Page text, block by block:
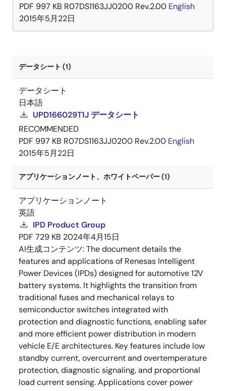
PDF 997 KB R07DS1163JJ0200 Rev.2.00 English
2015年5月22日
データシート (1)
データシート
日本語
UPD166029T1J データシート
RECOMMENDED
PDF 997 KB R07DS1163JJ0200 Rev.2.00 English
2015年5月22日
アプリケーションノート、ホワイトペーパー (1)
アプリケーションノート
英語
IPD Product Group
PDF 729 KB 2024年4月15日
AI生成コンテンツ:The document details the
features and applications of Renesas Intelligent
Power Devices (IPDs) designed for automotive 12V
battery systems. It highlights the transition from
traditional fuses and mechanical relays to
semiconductor switches integrated with
protection and diagnostic functions, enabling safer
and more efficient power distribution in modern
vehicle E/E architectures. Key features include low
standby current, overcurrent and overtemperature
protection, diagnostic signaling, and proportional
load current sensing. Applications cover power